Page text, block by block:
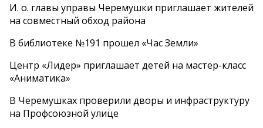
И. о. главы управы Черемушки приглашает жителей
на совместный обход района
В библиотеке №191 прошел «Час Земли»
Центр «Лидер» приглашает детей на мастер-класс
«Аниматика»
В Черемушках проверили дворы и инфраструктуру
на Профсоюзной улице